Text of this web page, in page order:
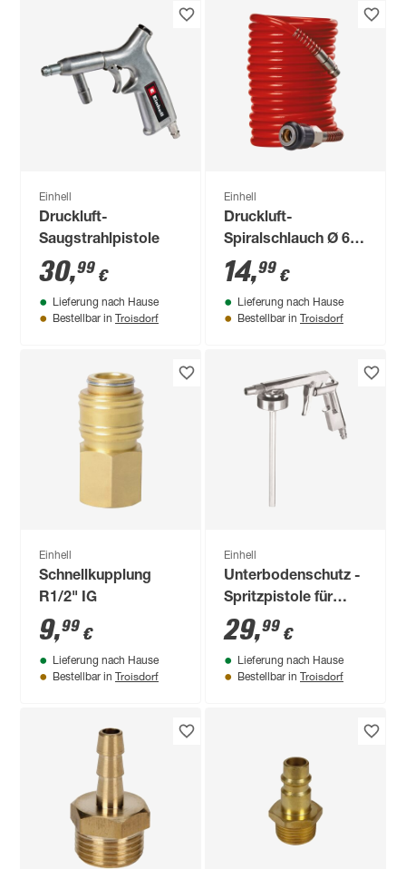
Einhell
Druckluft-
Saugstrahlpistole
30,99 €
Lieferung nach Hause
Bestellbar in Troisdorf
Einhell
Druckluft-
Spiralschlauch Ø 6
mm 4 m
14,99 €
Lieferung nach Hause
Bestellbar in Troisdorf
Einhell
Schnellkupplung
R1/2" IG
9,99 €
Lieferung nach Hause
Bestellbar in Troisdorf
Einhell
Unterbodenschutz -
Spritzpistole für
Kompressoren
29,99 €
Lieferung nach Hause
Bestellbar in Troisdorf